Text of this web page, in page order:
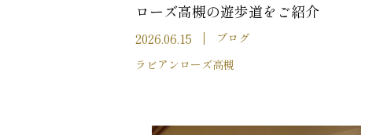
ローズ高槻の遊歩道をご紹介
2026.06.15
ブログ
ラビアンローズ高槻